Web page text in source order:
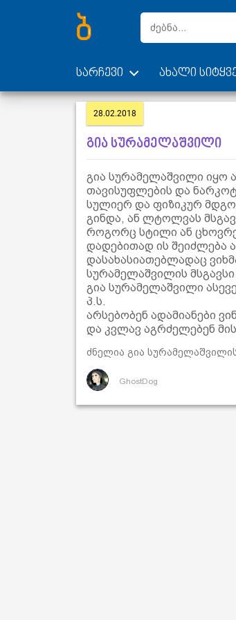
სარჩევი ახალი
28.02.2018
გია სურამელაშვილი
გია სურამელაშვილი იყო
თავისუფლების და
სულიერ და ფიზიკურ
გინდა, ან ლტოლვას
როგორც სტილი ან
დადებითად ის შეიძლება
დასახასიათებლადაც
სურამელაშვილის მსგავსი
გია სურამელაშვილი
პ.ს.
არსებობენ ადამიანები
და კვლავ აგრძელებენ
ძნელია გია
GhostDog